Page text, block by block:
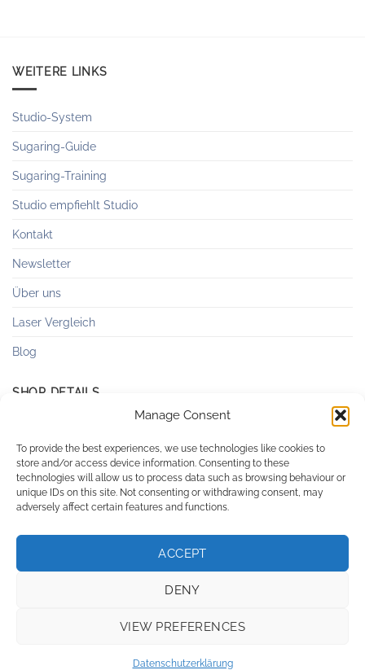
Manage Consent
To provide the best experiences, we use technologies like cookies to
store and/or access device information. Consenting to these
technologies will allow us to process data such as browsing behaviour or
unique IDs on this site. Not consenting or withdrawing consent, may
adversely affect certain features and functions.
ACCEPT
DENY
VIEW PREFERENCES
Datenschutzerklärung
WEITERE LINKS
Studio-System
Sugaring-Guide
Sugaring-Training
Studio empfiehlt Studio
Kontakt
Newsletter
Über uns
Laser Vergleich
Blog
SHOP DETAILS
Zahlungsweisen
AGB